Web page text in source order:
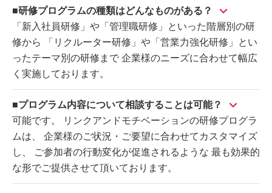
■研修プログラムの種類はどんなものがある？
「新入社員研修」や「管理職研修」といった階層別の研
修から 「リクルーター研修」や「営業力強化研修」とい
ったテーマ別の研修まで 企業様のニーズに合わせて幅広
く実施しております。
■プログラム内容について相談することは可能？
可能です。 リンクアンドモチベーションの研修プログラ
ムは、 企業様のご状況・ご要望に合わせてカスタマイズ
し、 ご参加者の行動変化が促進されるような 最も効果的
な形でご提供させて頂いております。